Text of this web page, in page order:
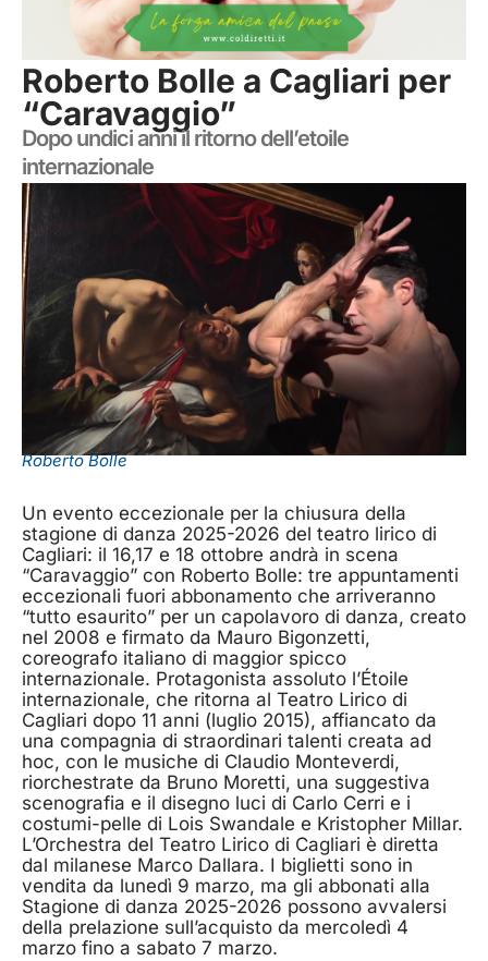
Roberto Bolle a Cagliari per
“Caravaggio”
Dopo undici anni il ritorno dell’etoile
internazionale
Roberto Bolle
Un evento eccezionale per la chiusura della
stagione di danza 2025-2026 del teatro lirico di
Cagliari: il 16,17 e 18 ottobre andrà in scena
“Caravaggio” con Roberto Bolle: tre appuntamenti
eccezionali fuori abbonamento che arriveranno
“tutto esaurito” per un capolavoro di danza, creato
nel 2008 e firmato da Mauro Bigonzetti,
coreografo italiano di maggior spicco
internazionale. Protagonista assoluto l’Étoile
internazionale, che ritorna al Teatro Lirico di
Cagliari dopo 11 anni (luglio 2015), affiancato da
una compagnia di straordinari talenti creata ad
hoc, con le musiche di Claudio Monteverdi,
riorchestrate da Bruno Moretti, una suggestiva
scenografia e il disegno luci di Carlo Cerri e i
costumi-pelle di Lois Swandale e Kristopher Millar.
L’Orchestra del Teatro Lirico di Cagliari è diretta
dal milanese Marco Dallara. I biglietti sono in
vendita da lunedì 9 marzo, ma gli abbonati alla
Stagione di danza 2025-2026 possono avvalersi
della prelazione sull’acquisto da mercoledì 4
marzo fino a sabato 7 marzo.